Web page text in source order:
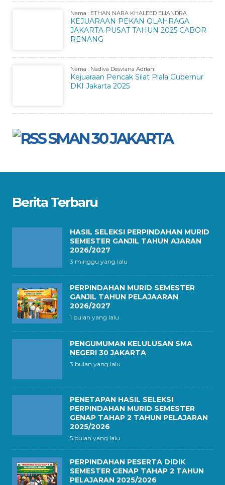
Nama : ETHAN NARA KHALEED ELIANDRA
KEJUARAAN PEKAN OLAHRAGA
JAKARTA PUSAT TAHUN 2025 CABOR
RENANG
Nama : Nadiva Desviana Adriani
Kejuaraan Pencak Silat Piala Gubernur
DKI Jakarta 2025
SMAN 30 JAKARTA
Berita Terbaru
HASIL SELEKSI PERPINDAHAN MURID
SEMESTER GANJIL TAHUN AJARAN
2026/2027
3 minggu yang lalu
PERPINDAHAN MURID SEMESTER
GANJIL TAHUN PELAJAARAN
2026/2027
1 bulan yang lalu
PENGUMUMAN KELULUSAN SMA
NEGERI 30 JAKARTA
3 bulan yang lalu
PENETAPAN HASIL SELEKSI
PERPINDAHAN MURID SEMESTER
GENAP TAHAP 2 TAHUN PELAJARAN
2025/2026
5 bulan yang lalu
PERPINDAHAN PESERTA DIDIK
SEMESTER GENAP TAHAP 2 TAHUN
PELAJARAN 2025/2026